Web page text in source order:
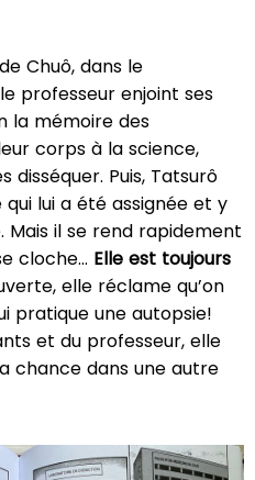
Chuô, dans le
professeur enjoint ses
la mémoire des
corps à la science,
Puis, Tatsurô
lui a été assignée et y
Mais il se rend rapidement
cloche… Elle est toujours
elle réclame qu’on
pratique une autopsie!
et du professeur, elle
chance dans une autre